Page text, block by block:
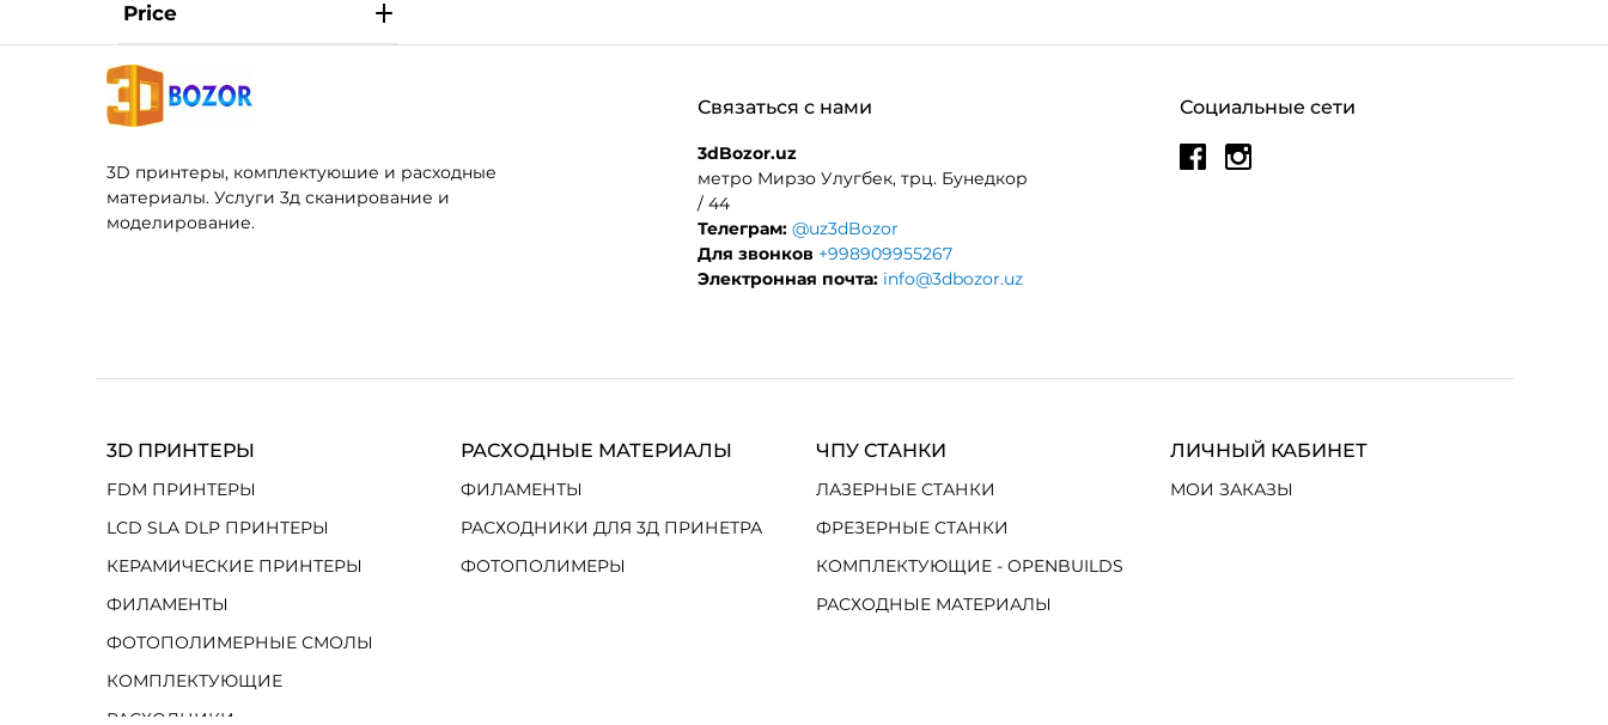
Price
3D принтеры, комплектуюшие и расходные
материалы. Услуги 3д сканирование и
моделирование.
Социальные сети
Связаться с нами
3dBozor.uz
метро Мирзо Улугбек, трц. Бунедкор
/ 44
Телеграм: @uz3dBozor
Для звонков +998909955267
Электронная почта: info@3dbozor.uz
3D ПРИНТЕРЫ
FDM ПРИНТЕРЫ
LCD SLA DLP ПРИНТЕРЫ
КЕРАМИЧЕСКИЕ ПРИНТЕРЫ
ФИЛАМЕНТЫ
ФОТОПОЛИМЕРНЫЕ СМОЛЫ
КОМПЛЕКТУЮЩИЕ
РАСХОДНИКИ
РАСХОДНЫЕ МАТЕРИАЛЫ
ФИЛАМЕНТЫ
РАСХОДНИКИ ДЛЯ 3Д ПРИНЕТРА
ФОТОПОЛИМЕРЫ
ЧПУ СТАНКИ
ЛАЗЕРНЫЕ СТАНКИ
ФРЕЗЕРНЫЕ СТАНКИ
КОМПЛЕКТУЮЩИЕ - OPENBUILDS
РАСХОДНЫЕ МАТЕРИАЛЫ
ЛИЧНЫЙ КАБИНЕТ
МОИ ЗАКАЗЫ